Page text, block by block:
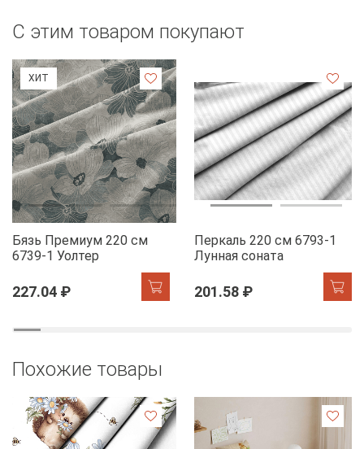
С этим товаром покупают
ХИТ
Бязь Премиум 220 см
6739-1 Уолтер
227.04 ₽
Перкаль 220 см 6793-1
Лунная соната
201.58 ₽
Похожие товары